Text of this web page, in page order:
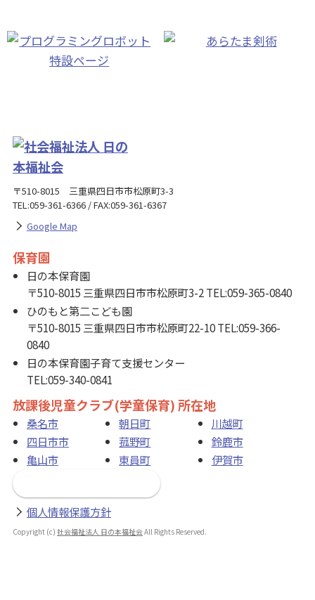
〒510-8015 三重県四日市市松原町3-3
TEL:059-361-6366 / FAX:059-361-6367
Google Map
保育園
日の本保育園
〒510-8015 三重県四日市市松原町3-2 TEL:059-365-0840
ひのもと第二こども園
〒510-8015 三重県四日市市松原町22-10 TEL:059-366-
0840
日の本保育園子育て支援センター
TEL:059-340-0841
放課後児童クラブ(学童保育) 所在地
桑名市 朝日町
川越町
四日市市
菰野町
鈴鹿市
亀山市
東員町
伊賀市
個人情報保護方針
Copyright (c) 社会福祉法人 日の本福祉会All Rights Reserved.